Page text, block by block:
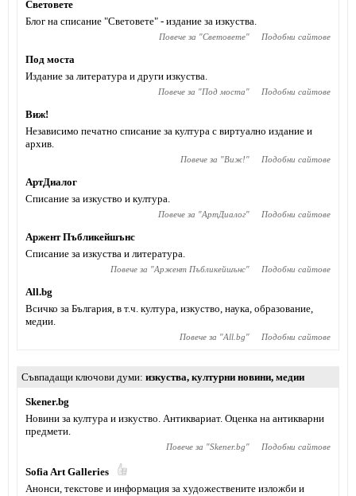
Световете
Блог на списание "Световете" - издание за изкуства.
Повече за "Световете" Подобни сайтове
Под моста
Издание за литература и други изкуства.
Повече за "Под моста" Подобни сайтове
Виж!
Независимо печатно списание за култура с виртуално издание и
архив.
Повече за "Виж!" Подобни сайтове
АртДиалог
Списание за изкуство и култура.
Повече за "АртДиалог" Подобни сайтове
Аржент Пъбликейшънс
Списание за изкуства и литература.
Повече за "Аржент Пъбликейшънс" Подобни сайтове
All.bg
Всичко за България, в т.ч. култура, изкуство, наука, образование,
медии.
Повече за "All.bg" Подобни сайтове
Съвпадащи ключови думи изкуства, културни новини, медии
Skener.bg
Новини за култура и изкуство. Антиквариат. Оценка на антикварни
предмети.
Повече за "Skener.bg" Подобни сайтове
Sofia Art Galleries
Анонси, текстове и информация за художествените изложби и